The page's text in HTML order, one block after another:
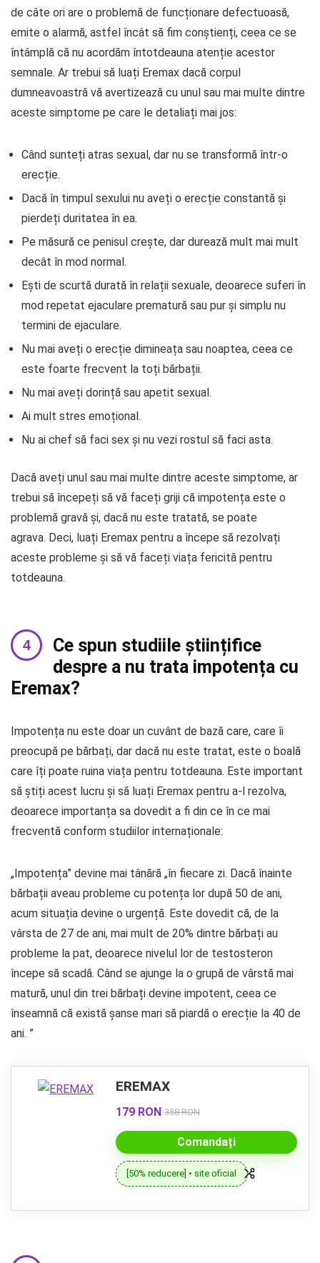
de câte ori are o problemă de funcționare defectuoasă,
emite o alarmă, astfel încât să fim conștienți, ceea ce se
întâmplă că nu acordăm întotdeauna atenție acestor
semnale. Ar trebui să luați Eremax dacă corpul
dumneavoastră vă avertizează cu unul sau mai multe dintre
aceste simptome pe care le detaliați mai jos:
Când sunteți atras sexual, dar nu se transformă într-o
erecție.
Dacă în timpul sexului nu aveți o erecție constantă și
pierdeți duritatea în ea.
Pe măsură ce penisul crește, dar durează mult mai mult
decât în ​​mod normal.
Ești de scurtă durată în relații sexuale, deoarece suferi în
mod repetat ejaculare prematură sau pur și simplu nu
termini de ejaculare.
Nu mai aveți o erecție dimineața sau noaptea, ceea ce
este foarte frecvent la toți bărbații.
Nu mai aveți dorință sau apetit sexual.
Ai mult stres emoțional.
Nu ai chef să faci sex și nu vezi rostul să faci asta.
Dacă aveți unul sau mai multe dintre aceste simptome, ar
trebui să începeți să vă faceți griji că impotența este o
problemă gravă și, dacă nu este tratată, se poate
agrava. Deci, luați Eremax pentru a începe să rezolvați
aceste probleme și să vă faceți viața fericită pentru
totdeauna.
Ce spun studiile științifice
despre a nu trata impotența cu
Eremax?
Impotența nu este doar un cuvânt de bază care, care îi
preocupă pe bărbați, dar dacă nu este tratat, este o boală
care îți poate ruina viața pentru totdeauna. Este important
să știți acest lucru și să luați Eremax pentru a-l rezolva,
deoarece importanța sa dovedit a fi din ce în ce mai
frecventă conform studiilor internaționale:
„Impotența” devine mai tânără „în fiecare zi. Dacă înainte
bărbații aveau probleme cu potența lor după 50 de ani,
acum situația devine o urgență. Este dovedit că, de la
vârsta de 27 de ani, mai mult de 20% dintre bărbați au
probleme la pat, deoarece nivelul lor de testosteron
începe să scadă. Când se ajunge la o grupă de vârstă mai
matură, unul din trei bărbați devine impotent, ceea ce
înseamnă că există șanse mari să piardă o erecție la 40 de
ani. ”
EREMAX
179 RON 358 RON
Comandați
[50% reducere] • site oficial